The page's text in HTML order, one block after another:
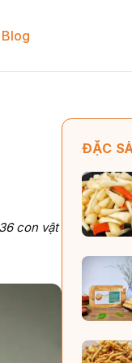
Blog
con vật
ĐẶC